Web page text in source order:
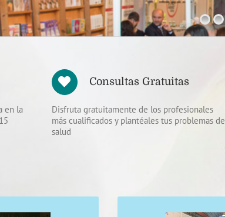
en la
Consultas Gratuitas
Disfruta gratuitamente de los profesionales
más cualificados y plantéales tus problemas de
salud